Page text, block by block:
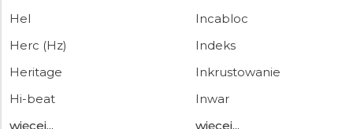
Hel
Herc (Hz)
Heritage
Hi-beat
więcej...
Incabloc
Indeks
Inkrustowanie
Inwar
więcej...